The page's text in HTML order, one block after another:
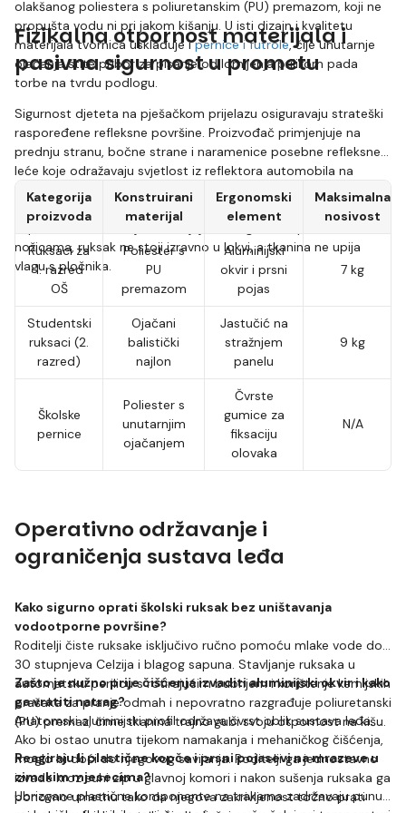
olakšanog poliestera s poliuretanskim (PU) premazom, koji ne
propušta vodu ni pri jakom kišanju. U isti dizajn i kvalitetu
materijala tvornica usklađuje ipernice i futrole, čije unutarnje
ojačanja štite pribor za pisanje od lomljenja prilikom pada
torbe na tvrdu podlogu.
Fizikalna otpornost materijala i
pasivna sigurnost u prometu
Sigurnost djeteta na pješačkom prijelazu osiguravaju strateški
raspoređene refleksne površine. Proizvođač primjenjuje na
prednju stranu, bočne strane i naramenice posebne refleksne
leće koje odražavaju svjetlost iz reflektora automobila na
udaljenosti do 200 metara u potpunoj tami. Dno ruksaka čini
debeli kompozitni materijal Topdura, testiran na ekstremnu
otpornost na habanje. Zahvaljujući integriranim plastičnim
nožicama, ruksak ne stoji izravno u lokvi, a tkanina ne upija
vlagu s pločnika.
Kategorija
proizvoda
Konstruirani
materijal
Ergonomski
element
Maksimalna
nosivost
Ruksaci za
1. razred
OŠ
Poliester s
PU
premazom
Aluminijski
okvir i prsni
pojas
7 kg
Studentski
ruksaci (2.
razred)
Ojačani
balistički
najlon
Jastučić na
stražnjem
panelu
9 kg
Školske
pernice
Poliester s
unutarnjim
ojačanjem
Čvrste
gumice za
fiksaciju
olovaka
N/A
Operativno održavanje i
ograničenja sustava leđa
Kako sigurno oprati školski ruksak bez uništavanja
vodootporne površine?
Roditelji čiste ruksake isključivo ručno pomoću mlake vode do
30 stupnjeva Celzija i blagog sapuna. Stavljanje ruksaka u
automatsku perilicu s rotirajućim bubnjem i korištenje kemijskih
prašaka za pranje odmah i nepovratno razgrađuje poliuretanski
(PU) premaz, čime tkanina trajno gubi svoju otpornost na kišu.
Zašto je nužno prije čišćenja izvaditi aluminijski okvir i kako
ga vratiti natrag?
Anatomski aluminijski profil održava čvrst oblik sustava leđa.
Ako bi ostao unutra tijekom namakanja i mehaničkog čišćenja,
moglo bi doći do njegovog savijanja. Roditelji ga jednostavno
izvade kroz suhi zip u glavnoj komori i nakon sušenja ruksaka ga
ponovno umetnu tako da njegova zakrivljenost točno prati
Reagiraju li plastične kopče i prsni pojasevi na mrazeve u
zimskim mjesecima?
Ubrizgane plastične komponente na trakama zadržavaju punu